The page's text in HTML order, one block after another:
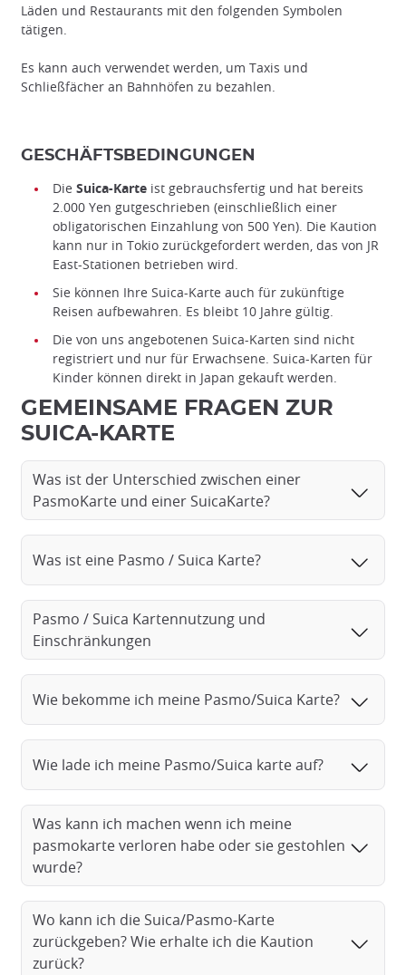
nach Japan!
Läden und Restaurants mit den folgenden Symbolen
tätigen.
Es kann auch verwendet werden, um Taxis und
Schließfächer an Bahnhöfen zu bezahlen.
GESCHÄFTSBEDINGUNGEN
Die Suica-Karte ist gebrauchsfertig und hat bereits
2.000 Yen gutgeschrieben (einschließlich einer
obligatorischen Einzahlung von 500 Yen). Die Kaution
kann nur in Tokio zurückgefordert werden, das von JR
East-Stationen betrieben wird.
Sie können Ihre Suica-Karte auch für zukünftige
Reisen aufbewahren. Es bleibt 10 Jahre gültig.
Die von uns angebotenen Suica-Karten sind nicht
registriert und nur für Erwachsene. Suica-Karten für
Kinder können direkt in Japan gekauft werden.
GEMEINSAME FRAGEN ZUR
SUICA-KARTE
Was ist der Unterschied zwischen einer
PasmoKarte und einer SuicaKarte?
Was ist eine Pasmo / Suica Karte?
Pasmo / Suica Kartennutzung und
Einschränkungen
Wie bekomme ich meine Pasmo/Suica Karte?
Wie lade ich meine Pasmo/Suica karte auf?
Was kann ich machen wenn ich meine
pasmokarte verloren habe oder sie gestohlen
wurde?
Wo kann ich die Suica/Pasmo-Karte
zurückgeben? Wie erhalte ich die Kaution
zurück?